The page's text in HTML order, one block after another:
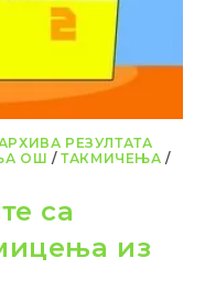
РЕЗУЛТАТА
ОШ /ТАКМИЧЕЊА /
са
из